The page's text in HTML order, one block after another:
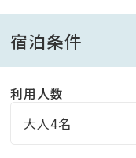
■ 大浴場・露天風
アクティビティで汗
無色透明の「単純泉
宿泊条件
利用人数
大人4名